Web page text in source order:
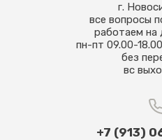
г.
все вопросы
работаем на
пн-пт 09.00-
без
вс
+7 (913)